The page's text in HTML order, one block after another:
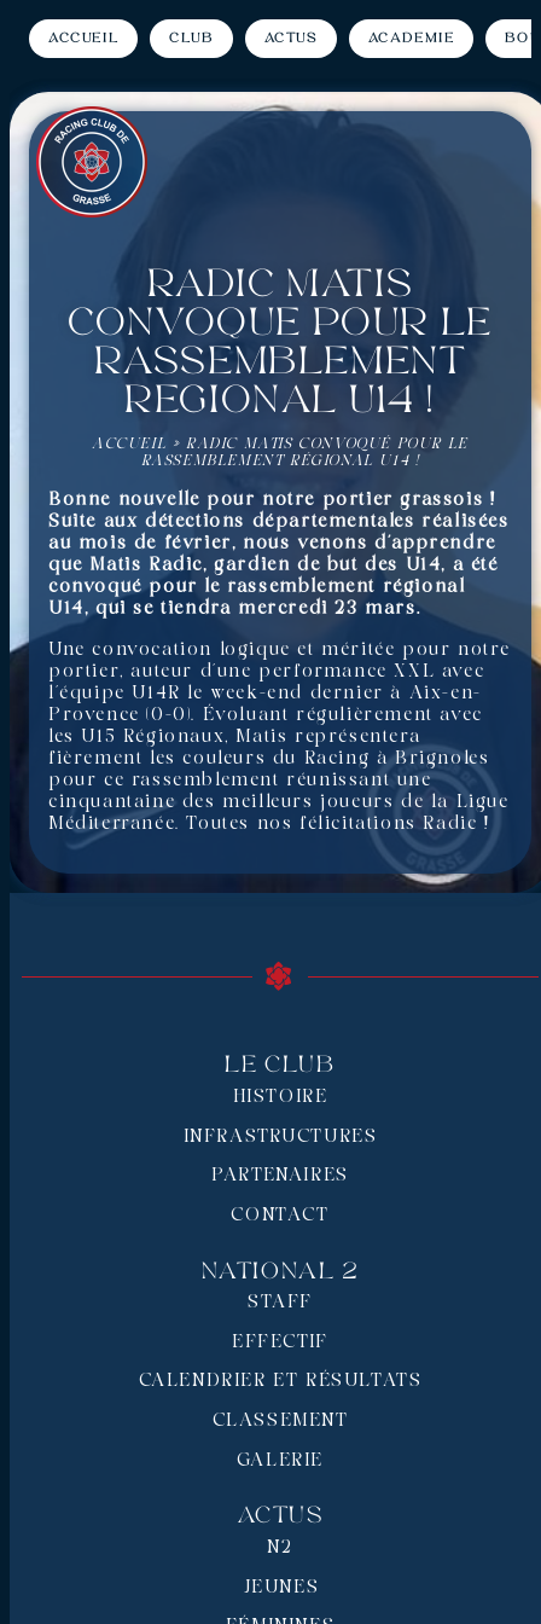
Accueil Club Actus Académie
Radic Matis
convoqué pour le
rassemblement
régional U14 !
ACCUEIL »RADIC MATIS CONVOQUÉ POUR LE
RASSEMBLEMENT RÉGIONAL U14 !
Bonne nouvelle pour notre portier grassois !
Suite aux détections départementales réalisées
au mois de février, nous venons d’apprendre
que Matis Radic, gardien de but des U14, a été
convoqué pour le rassemblement régional
U14, qui se tiendra mercredi 23 mars.
Une convocation logique et méritée pour notre
portier, auteur d’une performance XXL avec
l’équipe U14R le week-end dernier à Aix-en-
Provence (0-0). Évoluant régulièrement avec
les U15 Régionaux, Matis représentera
fièrement les couleurs du Racing à Brignoles
pour ce rassemblement réunissant une
cinquantaine des meilleurs joueurs de la Ligue
Méditerranée. Toutes nos félicitations Radic !
Le Club
HISTOIRE
INFRASTRUCTURES
PARTENAIRES
CONTACT
National 2
STAFF
EFFECTIF
CALENDRIER ET RÉSULTATS
CLASSEMENT
GALERIE
Actus
N2
JEUNES